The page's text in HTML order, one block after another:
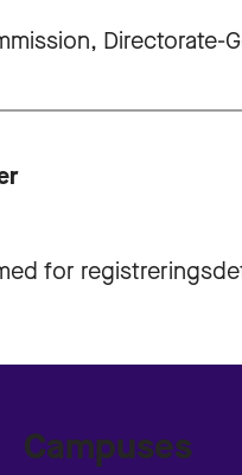
Directorate-
for
Campuses